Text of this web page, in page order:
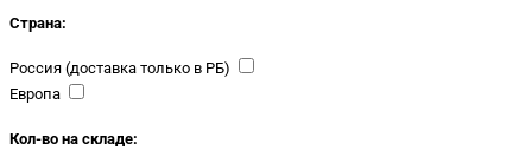
Страна:
Россия (доставка только в РБ)
Европа
Кол-во на складе: